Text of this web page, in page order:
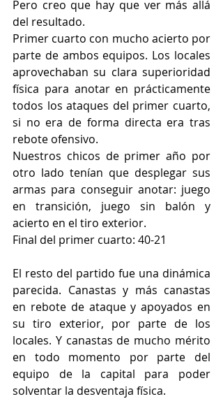
Pero creo que hay que ver más allá
del resultado.
Primer cuarto con mucho acierto por
parte de ambos equipos. Los locales
aprovechaban su clara superioridad
física para anotar en prácticamente
todos los ataques del primer cuarto,
si no era de forma directa era tras
rebote ofensivo.
Nuestros chicos de primer año por
otro lado tenían que desplegar sus
armas para conseguir anotar: juego
en transición, juego sin balón y
acierto en el tiro exterior.
Final del primer cuarto: 40-21
El resto del partido fue una dinámica
parecida. Canastas y más canastas
en rebote de ataque y apoyados en
su tiro exterior, por parte de los
locales. Y canastas de mucho mérito
en todo momento por parte del
equipo de la capital para poder
solventar la desventaja física.